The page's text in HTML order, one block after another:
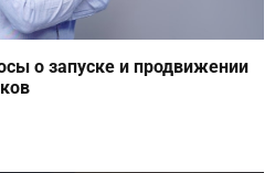
о запуске и продвижении